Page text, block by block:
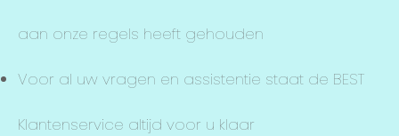
aan onze regels heeft gehouden
Voor al uw vragen en assistentie staat de BEST
Klantenservice altijd voor u klaar